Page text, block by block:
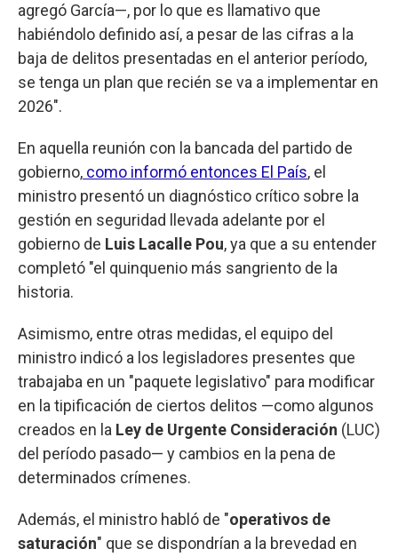
agregó García—, por lo que es llamativo que
habiéndolo definido así, a pesar de las cifras a la
baja de delitos presentadas en el anterior período,
se tenga un plan que recién se va a implementar en
2026".
En aquella reunión con la bancada del partido de
gobierno, como informó entonces El País, el
ministro presentó un diagnóstico crítico sobre la
gestión en seguridad llevada adelante por el
gobierno de Luis Lacalle Pou, ya que a su entender
completó "el quinquenio más sangriento de la
historia.
Asimismo, entre otras medidas, el equipo del
ministro indicó a los legisladores presentes que
trabajaba en un "paquete legislativo" para modificar
en la tipificación de ciertos delitos —como algunos
creados en la Ley de Urgente Consideración (LUC)
del período pasado— y cambios en la pena de
determinados crímenes.
Además, el ministro habló de "operativos de
saturación" que se dispondrían a la brevedad en